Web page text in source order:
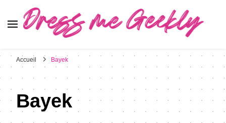
Accueil Bayek
Bayek